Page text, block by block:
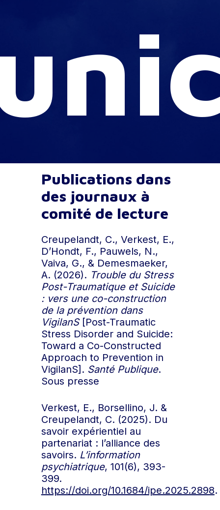
Publications dans
des journaux à
comité de lecture
Creupelandt, C., Verkest, E.,
D’Hondt, F., Pauwels, N.,
Vaiva, G., & Demesmaeker,
A. (2026). Trouble du Stress
Post-Traumatique et Suicide
: vers une co-construction
de la prévention dans
VigilanS[Post-Traumatic
Stress Disorder and Suicide:
Toward a Co-Constructed
Approach to Prevention in
VigilanS]. Santé Publique.
Sous presse
Verkest, E., Borsellino, J. &
Creupelandt, C. (2025). Du
savoir expérientiel au
partenariat : l’alliance des
savoirs. L’information
psychiatrique, 101(6), 393-
399.
https://doi.org/10.1684/ipe.2025.2898.